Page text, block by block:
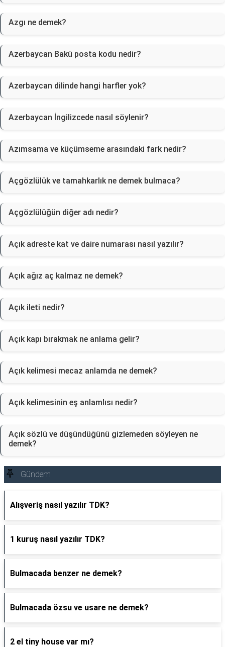
Azgı ne demek?
Azerbaycan Bakü posta kodu nedir?
Azerbaycan dilinde hangi harfler yok?
Azerbaycan İngilizcede nasıl söylenir?
Azımsama ve küçümseme arasındaki fark nedir?
Açgözlülük ve tamahkarlık ne demek bulmaca?
Açgözlülüğün diğer adı nedir?
Açık adreste kat ve daire numarası nasıl yazılır?
Açık ağız aç kalmaz ne demek?
Açık ileti nedir?
Açık kapı bırakmak ne anlama gelir?
Açık kelimesi mecaz anlamda ne demek?
Açık kelimesinin eş anlamlısı nedir?
Açık sözlü ve düşündüğünü gizlemeden söyleyen ne
demek?
Gündem
Alışveriş nasıl yazılır TDK?
1 kuruş nasıl yazılır TDK?
Bulmacada benzer ne demek?
Bulmacada özsu ve usare ne demek?
2 el tiny house var mı?